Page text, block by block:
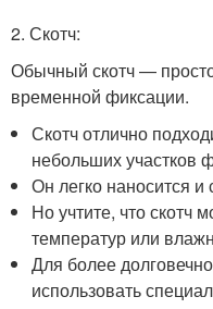
2. Скотч:
Обычный скотч —
временной фиксации.
Скотч отлично
небольших участков
Он легко наносится и
Но учтите, что скотч
температур или
Для более
использовать